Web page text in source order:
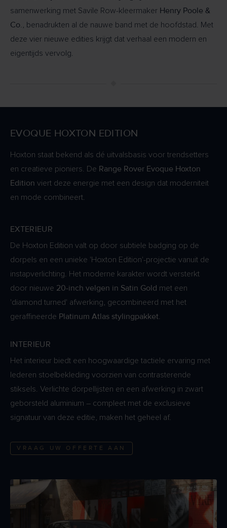
samenwerking met Savile Row-kleermaker Henry Poole &
Co. , benadrukten al de nauwe band met de hoofdstad. Met
deze vier nieuwe edities krijgt dat verhaal een modern en
eigentijds vervolg.
EVOQUE HOXTON EDITION
Hoxton staat bekend als dé uitvalsbasis voor trendsetters
en creatieve pioniers. De Range Rover Evoque Hoxton
Edition viert deze energie met een design dat moderniteit
en mode combineert.
EXTERIEUR
De Hoxton Edition valt op door subtiele badging op de
dorpels en een unieke 'Hoxton Edition'-projectie vanuit de
instapverlichting. Het moderne karakter wordt versterkt
door nieuwe 20-inch velgen in Satin Gold met een
'diamond turned' afwerking, gecombineerd met het
geraffineerde Platinum Atlas stylingpakket
INTERIEUR
Het interieur biedt een hoogwaardige tactiele ervaring met
lederen stoelbekleding voorzien van contrasterende
stiksels. Verlichte dorpellijsten en een afwerking in zwart
geborsteld aluminium – compleet met de exclusieve
signatuur van deze editie, maken het geheel af.
VRAAG UW OFFERTE AAN